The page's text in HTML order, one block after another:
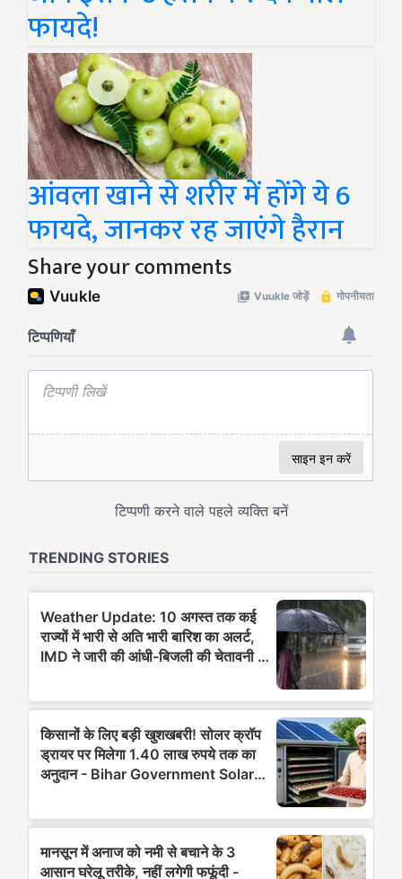
फायदे!
आंवला खाने से शरीर में होंगे ये 6
फायदे, जानकर रह जाएंगे हैरान
Share your comments